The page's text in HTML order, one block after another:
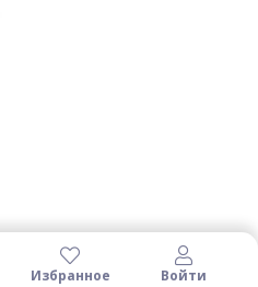
Избранное Войти